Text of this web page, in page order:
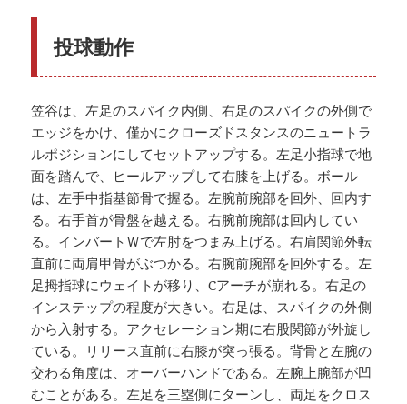
投球動作
笠谷は、左足のスパイク内側、右足のスパイクの外側で
エッジをかけ、僅かにクローズドスタンスのニュートラ
ルポジションにしてセットアップする。左足小指球で地
面を踏んで、ヒールアップして右膝を上げる。ボール
は、左手中指基節骨で握る。左腕前腕部を回外、回内す
る。右手首が骨盤を越える。右腕前腕部は回内してい
る。インバートＷで左肘をつまみ上げる。右肩関節外転
直前に両肩甲骨がぶつかる。右腕前腕部を回外する。左
足拇指球にウェイトが移り、Cアーチが崩れる。右足の
インステップの程度が大きい。右足は、スパイクの外側
から入射する。アクセレーション期に右股関節が外旋し
ている。リリース直前に右膝が突っ張る。背骨と左腕の
交わる角度は、オーバーハンドである。左腕上腕部が凹
むことがある。左足を三塁側にターンし、両足をクロス